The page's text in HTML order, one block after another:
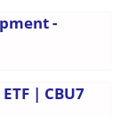
-
| CBU7